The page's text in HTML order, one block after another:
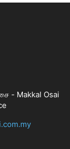
- Makkal Osai